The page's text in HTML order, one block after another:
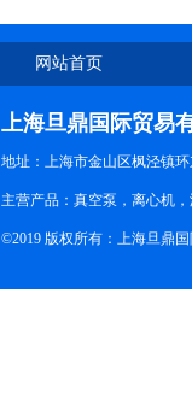
网站首页
上海旦鼎国际贸易
地址：上海市金山区枫泾镇
主营产品：真空泵，离心机
©2019 版权所有：上海旦鼎